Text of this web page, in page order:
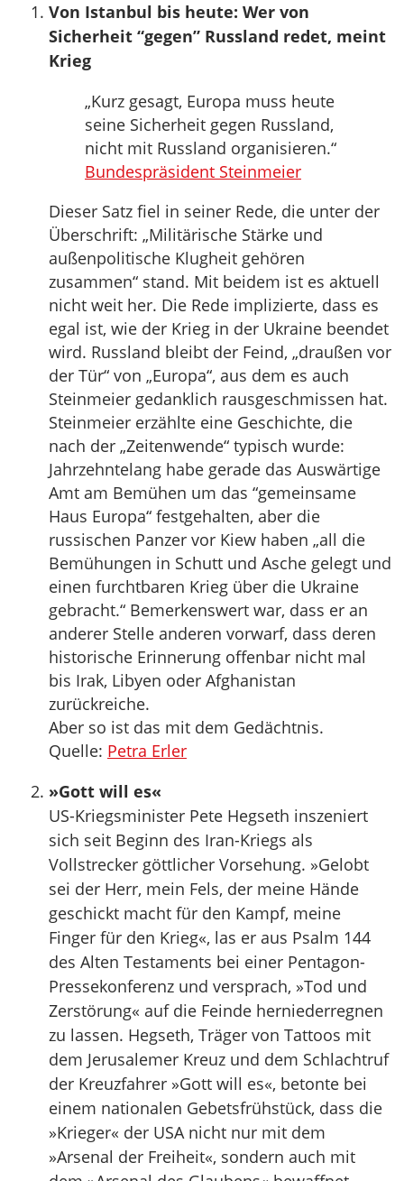
Von Istanbul bis heute: Wer von
Sicherheit “gegen” Russland redet, meint
Krieg
„Kurz gesagt, Europa muss heute
seine Sicherheit gegen Russland,
nicht mit Russland organisieren.“
Bundespräsident Steinmeier
Dieser Satz fiel in seiner Rede, die unter der
Überschrift: „Militärische Stärke und
außenpolitische Klugheit gehören
zusammen“ stand. Mit beidem ist es aktuell
nicht weit her. Die Rede implizierte, dass es
egal ist, wie der Krieg in der Ukraine beendet
wird. Russland bleibt der Feind, „draußen vor
der Tür“ von „Europa“, aus dem es auch
Steinmeier gedanklich rausgeschmissen hat.
Steinmeier erzählte eine Geschichte, die
nach der „Zeitenwende“ typisch wurde:
Jahrzehntelang habe gerade das Auswärtige
Amt am Bemühen um das “gemeinsame
Haus Europa“ festgehalten, aber die
russischen Panzer vor Kiew haben „all die
Bemühungen in Schutt und Asche gelegt und
einen furchtbaren Krieg über die Ukraine
gebracht.“ Bemerkenswert war, dass er an
anderer Stelle anderen vorwarf, dass deren
historische Erinnerung offenbar nicht mal
bis Irak, Libyen oder Afghanistan
zurückreiche.
Aber so ist das mit dem Gedächtnis.
Quelle: Petra Erler
»Gott will es«
US-Kriegsminister Pete Hegseth inszeniert
sich seit Beginn des Iran-Kriegs als
Vollstrecker göttlicher Vorsehung. »Gelobt
sei der Herr, mein Fels, der meine Hände
geschickt macht für den Kampf, meine
Finger für den Krieg«, las er aus Psalm 144
des Alten Testaments bei einer Pentagon-
Pressekonferenz und versprach, »Tod und
Zerstörung« auf die Feinde herniederregnen
zu lassen. Hegseth, Träger von Tattoos mit
dem Jerusalemer Kreuz und dem Schlachtruf
der Kreuzfahrer »Gott will es«, betonte bei
einem nationalen Gebetsfrühstück, dass die
»Krieger« der USA nicht nur mit dem
»Arsenal der Freiheit«, sondern auch mit